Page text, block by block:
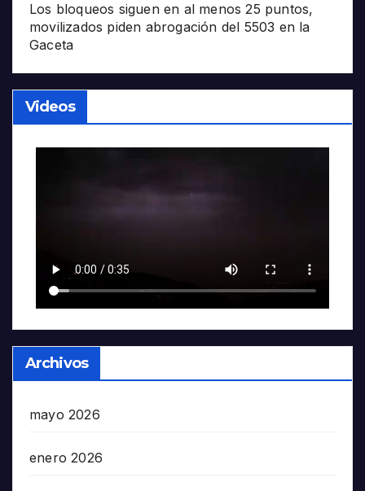
Los bloqueos siguen en al menos 25 puntos,
movilizados piden abrogación del 5503 en la
Gaceta
Videos
Archivos
mayo 2026
enero 2026